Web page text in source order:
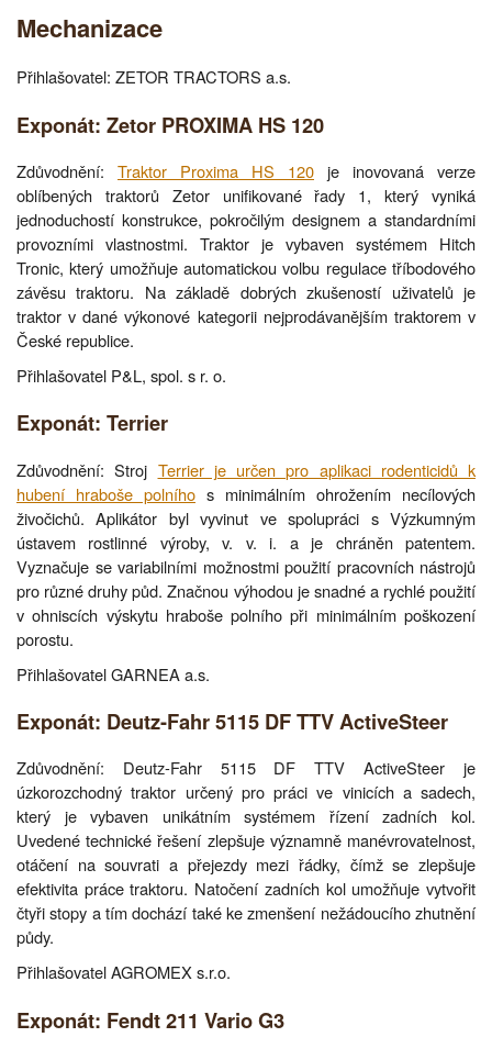
Mechanizace
Přihlašovatel: ZETOR TRACTORS a.s.
Exponát: Zetor PROXIMA HS 120
Zdůvodnění: Traktor Proxima HS 120 je inovovaná verze
oblíbených traktorů Zetor unifikované řady 1, který vyniká
jednoduchostí konstrukce, pokročilým designem a standardními
provozními vlastnostmi. Traktor je vybaven systémem Hitch
Tronic, který umožňuje automatickou volbu regulace tříbodového
závěsu traktoru. Na základě dobrých zkušeností uživatelů je
traktor v dané výkonové kategorii nejprodávanějším traktorem v
České republice.
Přihlašovatel P&L, spol. s r. o.
Exponát: Terrier
Zdůvodnění: Stroj Terrier je určen pro aplikaci rodenticidů k
hubení hraboše polního s minimálním ohrožením necílových
živočichů. Aplikátor byl vyvinut ve spolupráci s Výzkumným
ústavem rostlinné výroby, v. v. i. a je chráněn patentem.
Vyznačuje se variabilními možnostmi použití pracovních nástrojů
pro různé druhy půd. Značnou výhodou je snadné a rychlé použití
v ohniscích výskytu hraboše polního při minimálním poškození
porostu.
Přihlašovatel GARNEA a.s.
Exponát: Deutz-Fahr 5115 DF TTV ActiveSteer
Zdůvodnění: Deutz-Fahr 5115 DF TTV ActiveSteer je
úzkorozchodný traktor určený pro práci ve vinicích a sadech,
který je vybaven unikátním systémem řízení zadních kol.
Uvedené technické řešení zlepšuje významně manévrovatelnost,
otáčení na souvrati a přejezdy mezi řádky, čímž se zlepšuje
efektivita práce traktoru. Natočení zadních kol umožňuje vytvořit
čtyři stopy a tím dochází také ke zmenšení nežádoucího zhutnění
půdy.
Přihlašovatel AGROMEX s.r.o.
Exponát: Fendt 211 Vario G3